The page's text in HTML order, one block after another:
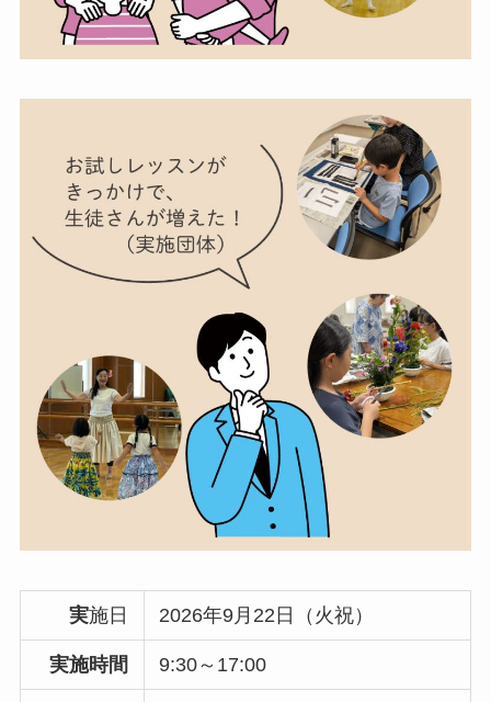
実施日 2026年9月22日（火祝）
実施時間 9:30～17:00